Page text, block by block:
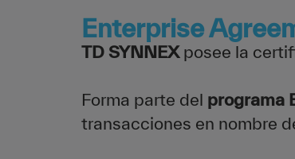
Enterprise
TD SYNNEXposee la
Forma parte del programa
transacciones en nombre